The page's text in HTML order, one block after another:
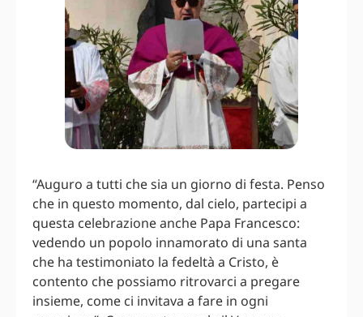
“Auguro a tutti che sia un giorno di festa. Penso
che in questo momento, dal cielo, partecipi a
questa celebrazione anche Papa Francesco:
vedendo un popolo innamorato di una santa
che ha testimoniato la fedeltà a Cristo, è
contento che possiamo ritrovarci a pregare
insieme, come ci invitava a fare in ogni